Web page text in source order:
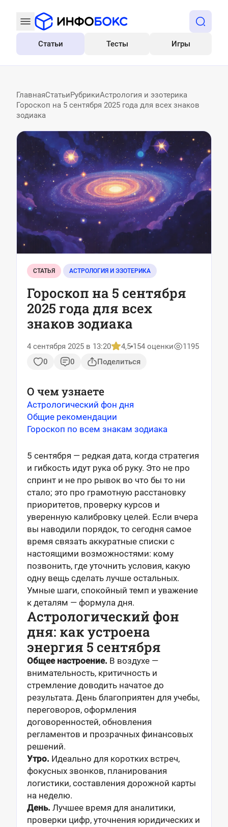
Все
Статьи Тесты Игры
ГлавнаяСтатьиРубрикиАстрология и эзотерика
Гороскоп на 5 сентября 2025 года для всех знаков
зодиака
СТАТЬЯ АСТРОЛОГИЯ И ЭЗОТЕРИКА
Гороскоп на 5 сентября
2025 года для всех
знаков зодиака
4 сентября 2025 в 13:20 4,5 154 оценки
1195
0
0 Поделиться
О чем узнаете
Астрологический фон дня
Общие рекомендации
Гороскоп по всем знакам зодиака
5 сентября — редкая дата, когда стратегия
и гибкость идут рука об руку. Это не про
спринт и не про рывок во что бы то ни
стало; это про грамотную расстановку
приоритетов, проверку курсов и
уверенную калибровку целей. Если вчера
вы наводили порядок, то сегодня самое
время связать аккуратные списки с
настоящими возможностями: кому
позвонить, где уточнить условия, какую
одну вещь сделать лучше остальных.
Умные шаги, спокойный темп и уважение
к деталям — формула дня.
Астрологический фон
дня: как устроена
энергия 5 сентября
Общее настроение. В воздухе —
внимательность, критичность и
стремление доводить начатое до
результата. День благоприятен для учебы,
переговоров, оформления
договоренностей, обновления
регламентов и прозрачных финансовых
решений.
Утро. Идеально для коротких встреч,
фокусных звонков, планирования
логистики, составления дорожной карты
на неделю.
День. Лучшее время для аналитики,
проверки цифр, уточнения юридических и